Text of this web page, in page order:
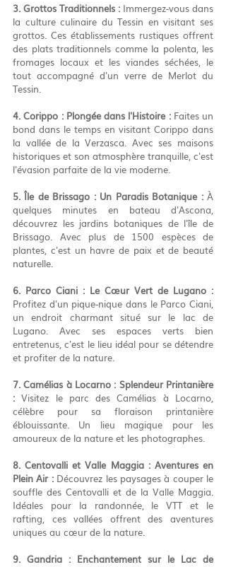
3. Grottos Traditionnels : Immergez-vous dans
la culture culinaire du Tessin en visitant ses
grottos. Ces établissements rustiques offrent
des plats traditionnels comme la polenta, les
fromages locaux et les viandes séchées, le
tout accompagné d'un verre de Merlot du
Tessin.
4. Corippo : Plongée dans l'Histoire : Faites un
bond dans le temps en visitant Corippo dans
la vallée de la Verzasca. Avec ses maisons
historiques et son atmosphère tranquille, c'est
l'évasion parfaite de la vie moderne.
5. Île de Brissago : Un Paradis Botanique : À
quelques minutes en bateau d'Ascona,
découvrez les jardins botaniques de l'île de
Brissago. Avec plus de 1500 espèces de
plantes, c'est un havre de paix et de beauté
naturelle.
6. Parco Ciani : Le Cœur Vert de Lugano :
Profitez d'un pique-nique dans le Parco Ciani,
un endroit charmant situé sur le lac de
Lugano. Avec ses espaces verts bien
entretenus, c'est le lieu idéal pour se détendre
et profiter de la nature.
7. Camélias à Locarno : Splendeur Printanière
: Visitez le parc des Camélias à Locarno,
célèbre pour sa floraison printanière
éblouissante. Un lieu magique pour les
amoureux de la nature et les photographes.
8. Centovalli et Valle Maggia : Aventures en
Plein Air : Découvrez les paysages à couper le
souffle des Centovalli et de la Valle Maggia.
Idéales pour la randonnée, le VTT et le
rafting, ces vallées offrent des aventures
uniques au cœur de la nature.
9. Gandria : Enchantement sur le Lac de